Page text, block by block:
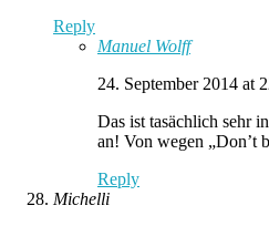
Reply
Manuel Wolff
24. September 2014 at
Das ist tasächlich sehr
an! Von wegen „Don’t
Reply
Michelli